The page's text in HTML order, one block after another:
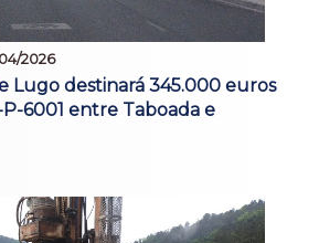
2026
Lugo destinará 345.000 euros
6001 entre Taboada e